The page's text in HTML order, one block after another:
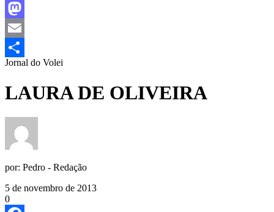
Facebook
Mastodon
Email
Share
Jornal do Volei
LAURA DE OLIVEIRA
por: Pedro - Redação
5 de novembro de 2013
0